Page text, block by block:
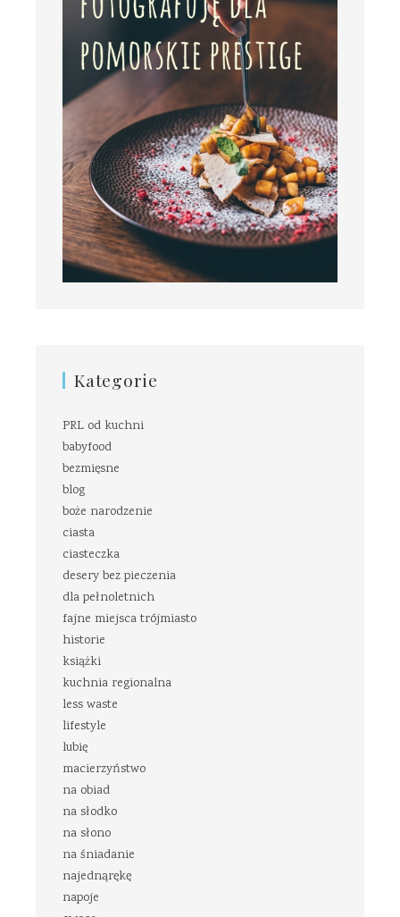
Kategorie
PRL od kuchni
babyfood
bezmięsne
blog
boże narodzenie
ciasta
ciasteczka
desery bez pieczenia
dla pełnoletnich
fajne miejsca trójmiasto
historie
książki
kuchnia regionalna
less waste
lifestyle
lubię
macierzyństwo
na obiad
na słodko
na słono
na śniadanie
najednąrękę
napoje